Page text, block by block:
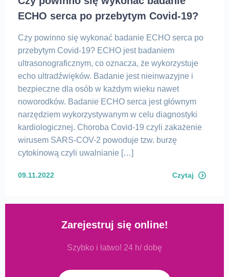
ECHO serca po przebytym Covid-19?
Czy powinno się wykonać badanie ECHO serca po
przebytym Covid-19? ECHO jest badaniem
ultrasonograficznym, co oznacza, że wykorzystuje
echo ultradźwięków. Badanie jest nieinwazyjne i
bezpieczne dla osób w każdym wieku nawet
noworodków. Badanie ECHO serca jest głównym
narzędziem wykorzystywanym w celu diagnostyki
kardiologicznej. Choroba Covid-19 czyli zakażenie
wirusem SARS-COV-2 powoduje tzw. burzę
cytokinową czyli uwalnianie […]
09.11.2022 Czytaj
Zarejestruj się online!
Szybko i łatwo! 24 h/ dobę